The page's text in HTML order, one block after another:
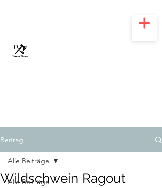
Beitrag
Alle Beiträge
Alle Beiträge
Wildschwein Ragout